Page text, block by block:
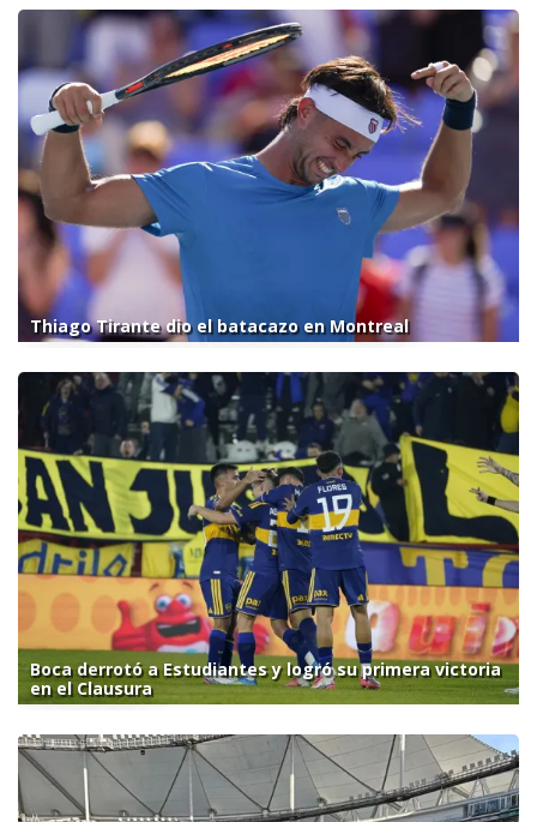
Thiago Tirante dio el batacazo en Montreal
Boca derrotó a Estudiantes y logró su primera victoria
en el Clausura